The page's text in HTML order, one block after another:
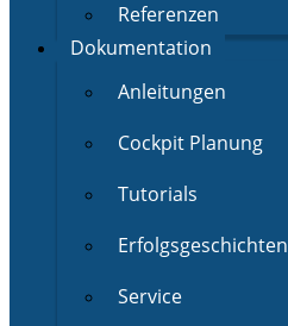
Referenzen
Dokumentation
Anleitungen
Cockpit Planung
Tutorials
Erfolgsgeschichten
Service